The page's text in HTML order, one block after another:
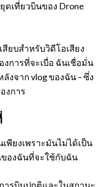
ดเที่ยวบินของ Drone
ยบสำหรับวิดีโอเสียง
ารที่จะเบื่อ ฉันเชื่อมั่น
งจาก vlog ของฉัน – ซึ่ง
งการ
พียงเพราะมันไม่ได้เป็น
องฉันที่จะใช้กับฉัน